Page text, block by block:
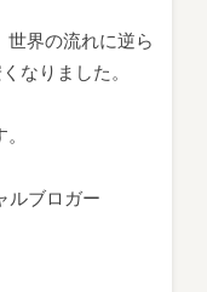
世界の流れに逆ら
なりました。
ルブロガー